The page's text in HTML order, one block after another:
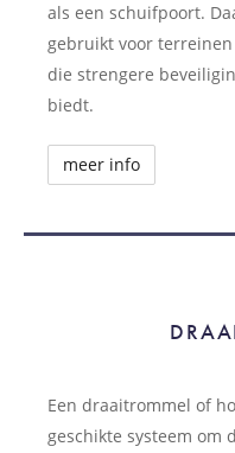
als een schuifpoort.
gebruikt voor
die strengere
biedt.
meer info
Een draaitrommel of
geschikte systeem om